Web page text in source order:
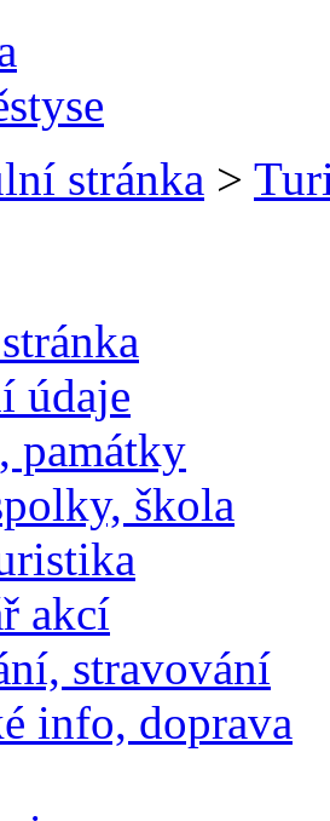
stránka >
údaje
památky
škola
akcí
stravování
info, doprava